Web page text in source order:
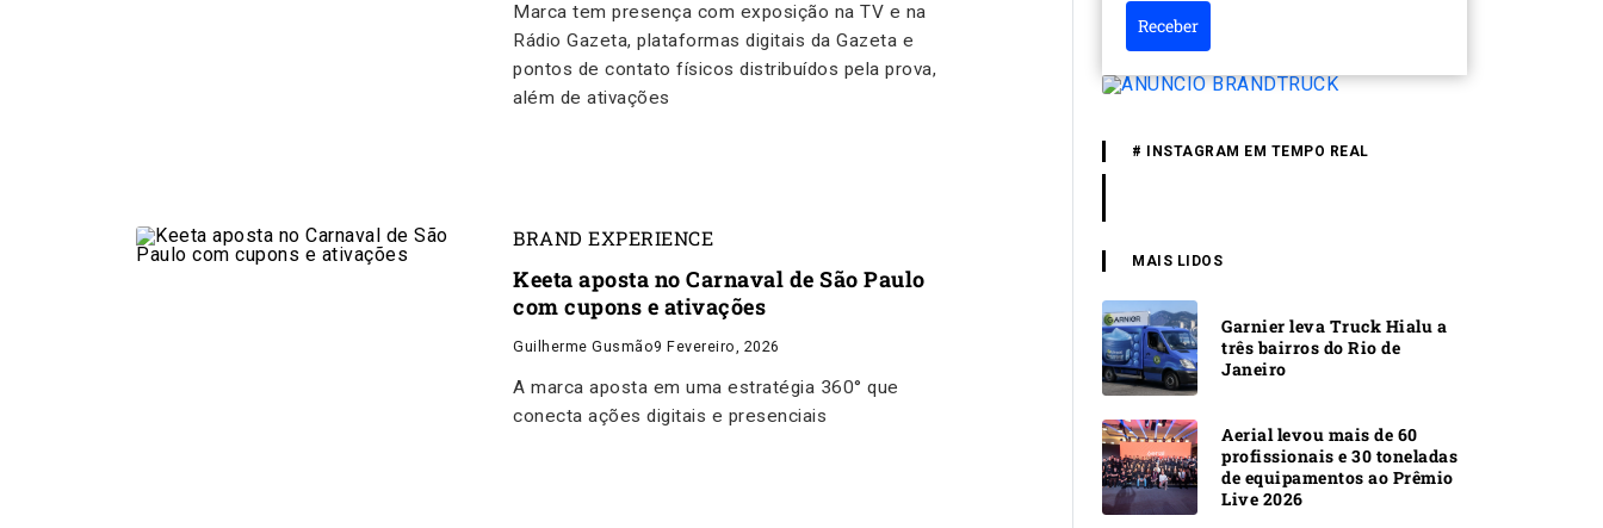
Marca tem presença com exposição na TV e na
Rádio Gazeta, plataformas digitais da Gazeta e
pontos de contato físicos distribuídos pela prova,
além de ativações
BRAND EXPERIENCE
Keeta aposta no Carnaval de São Paulo
com cupons e ativações
Guilherme Gusmão9 Fevereiro, 2026
A marca aposta em uma estratégia 360° que
conecta ações digitais e presenciais
Receber
# INSTAGRAM EM TEMPO REAL
MAIS LIDOS
Garnier leva Truck Hialu a
três bairros do Rio de
Janeiro
Aerial levou mais de 60
profissionais e 30 toneladas
de equipamentos ao Prêmio
Live 2026